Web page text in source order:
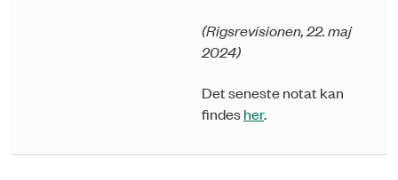
(Rigsrevisionen, 22. maj
2024)
Det seneste notat kan
findesher.